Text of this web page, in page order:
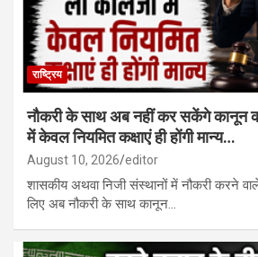
राष्ट्रिय
नौकरी के साथ अब नहीं कर सकेंगे कानून
में केवल नियमित कक्षाएं ही होंगी मान्य…
August 10, 2026 editor
शासकीय अथवा निजी संस्थानों में नौकरी करने
लिए अब नौकरी के साथ कानून…